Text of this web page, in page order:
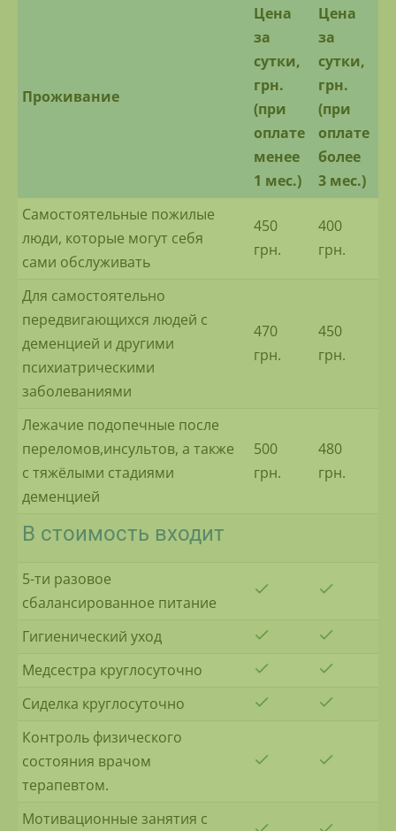
Проживание
Цена
за
сутки,
грн.
(при
оплате
менее
1 мес.)
Цена
за
сутки,
грн.
(при
оплате
более
3 мес.)
Самостоятельные пожилые
люди, которые могут себя
сами обслуживать
450
грн.
400
грн.
Для самостоятельно
передвигающихся людей с
деменцией и другими
психиатрическими
заболеваниями
470
грн.
450
грн.
Лежачие подопечные после
переломов,инсультов, а также
с тяжёлыми стадиями
деменцией
500
грн.
480
грн.
В стоимость входит
5-ти разовое
сбалансированное питание
Гигиенический уход
Медсестра круглосуточно
Сиделка круглосуточно
Контроль физического
состояния врачом
терапевтом.
Мотивационные занятия с